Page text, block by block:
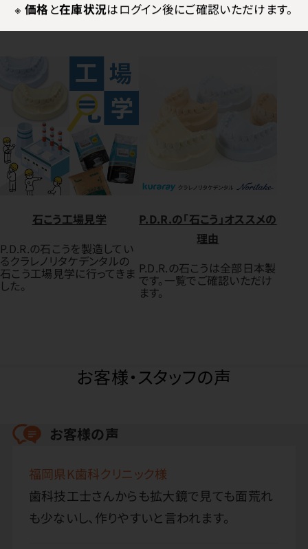
※ 価格と在庫状況はログイン後にご確認いただけます。
石こう工場見学
P.D.R.の石こうを製造してい
るクラレノリタケデンタルの
石こう工場見学に行ってきま
した。
P.D.R.の「石こう」オススメの
理由
P.D.R.の石こうは全部日本製
です。一覧でご確認いただけ
ます。
お客様・スタッフの声
お客様の声
福岡県K歯科クリニック様
歯科技工士さんからも拡大鏡で見ても面荒れ
も少ないし、作りやすいと言われます。